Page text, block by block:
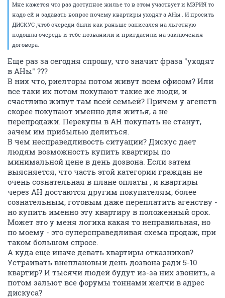
Мне кажется что раз доступное жилье то в этом участвует и МЭРИЯ то
надо ей и задавать вопрос почему квартиры уходят а АНы . И просить
ДИСКУС ,чтоб очереди были как раньше записался на льготную
подошла очередь и тебе позванили и пригдасили на заключения
договора.
Еще раз за сегодня спрошу, что значит фраза "уходят
в АНы" ???
В них что, риелторы потом живут всем офисом? Или
все таки их потом покупают такие же люди, и
счастливо живут там всей семьей? Причем у агенств
скорее покупают именно для житья, а не
перепродажи. Перекупы в АН покупать не станут,
зачем им прибылью делиться.
В чем несправедливость ситуации? Дискус дает
людям возможность купить квартиры по
минимальной цене в день дозвона. Если затем
выясняется, что часть этой категории граждан не
очень сознательная в плане оплаты , и квартиры
через АН достаются другим покупателям, более
сознательным, готовым даже переплатить агенству -
но купить именно эту квартиру в положенный срок.
Может это у меня логика какая то неправильная, но
по моему - это суперсправедливая схема продаж, при
таком большом спросе.
А куда еще иначе девать квартиры отказников?
Устраивать внеплановый день дозвона ради 5-10
квартир? И тысячи людей будут из-за них звонить, а
потом зальют все форумы тоннами желчи в адрес
дискуса?